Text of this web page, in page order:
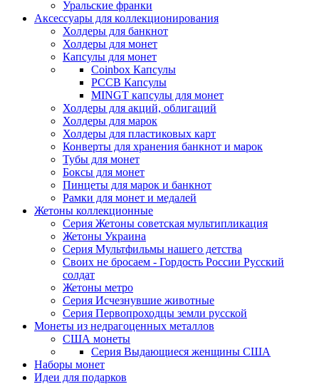
Уральские франки
Аксессуары для коллекционирования
Холдеры для банкнот
Холдеры для монет
Капсулы для монет
Coinbox Капсулы
РССВ Капсулы
MINGT капсулы для монет
Холдеры для акций, облигаций
Холдеры для марок
Холдеры для пластиковых карт
Конверты для хранения банкнот и марок
Тубы для монет
Боксы для монет
Пинцеты для марок и банкнот
Рамки для монет и медалей
Жетоны коллекционные
Серия Жетоны советская мультипликация
Жетоны Украина
Серия Мультфильмы нашего детства
Своих не бросаем - Гордость России Русский
солдат
Жетоны метро
Серия Исчезнувшие животные
Серия Первопроходцы земли русской
Монеты из недрагоценных металлов
США монеты
Серия Выдающиеся женщины США
Наборы монет
Идеи для подарков